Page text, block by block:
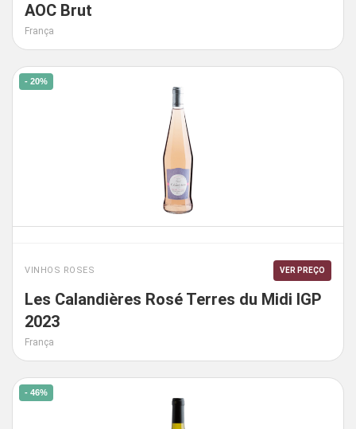
AOC Brut
França
- 20%
VINHOS ROSES VER PREÇO
Les Calandières Rosé Terres du Midi IGP
2023
França
- 46%